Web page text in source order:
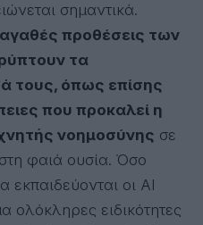
σημαντικά.
αγαθές προθέσεις των
τα
τους, όπως επίσης
που προκαλεί η
νοημοσύνης σε
φαιά ουσία. Όσο
εκπαιδεύονται οι AI
ολόκληρες ειδικότητες